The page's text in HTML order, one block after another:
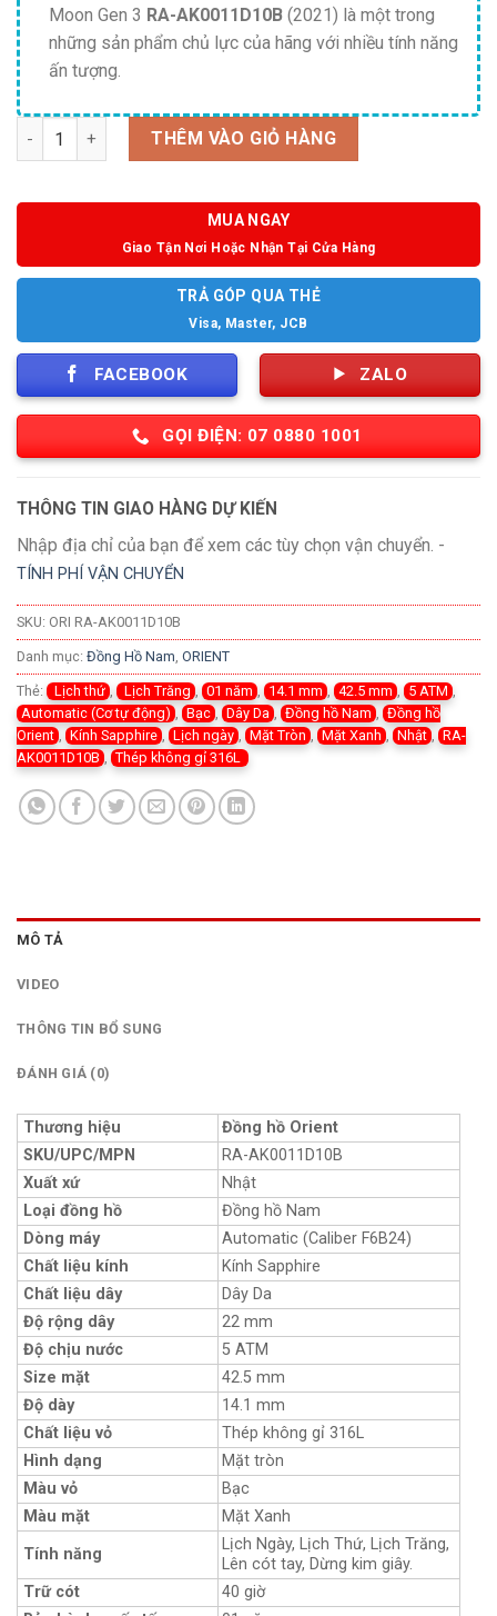
Moon Gen 3 RA-AK0011D10B(2021) là một trong
những sản phẩm chủ lực của hãng với nhiều tính năng
ấn tượng.
Số lượng THÊM VÀO GIỎ HÀNG
MUA NGAY
Giao Tận Nơi Hoặc Nhận Tại Cửa Hàng
TRẢ GÓP QUA THẺ
Visa, Master, JCB
FACEBOOK ZALO
GỌI ĐIỆN: 07 0880 1001
THÔNG TIN GIAO HÀNG DỰ KIẾN
Nhập địa chỉ của bạn để xem các tùy chọn vận chuyển. -
TÍNH PHÍ VẬN CHUYỂN
SKU: ORI RA-AK0011D10B
Danh mục: Đồng Hồ Nam ORIENT
Thẻ: Lịch thứ Lịch Trăng 01 năm 14.1 mm 42.5 mm 5 ATM
Automatic (Cơ tự động)
Bạc Dây Da Đồng hồ Nam
Đồng hồ
Orient
Kính Sapphire Lịch ngày Mặt Tròn Mặt Xanh Nhật
RA-
AK0011D10B
Thép không gỉ 316L
MÔ TẢ
VIDEO
THÔNG TIN BỔ SUNG
ĐÁNH GIÁ (0)
Thương hiệu
Đồng hồ Orient
SKU/UPC/MPN
RA-AK0011D10B
Xuất xứ
Nhật
Loại đồng hồ
Đồng hồ Nam
Dòng máy
Automatic (Caliber F6B24)
Chất liệu kính
Kính Sapphire
Chất liệu dây
Dây Da
Độ rộng dây
22 mm
Độ chịu nước
5 ATM
Size mặt
42.5 mm
Độ dày
14.1 mm
Chất liệu vỏ
Thép không gỉ 316L
Hình dạng
Mặt tròn
Màu vỏ
Bạc
Màu mặt
Mặt Xanh
Tính năng
Lịch Ngày, Lịch Thứ, Lịch Trăng,
Lên cót tay, Dừng kim giây.
Trữ cót
40 giờ